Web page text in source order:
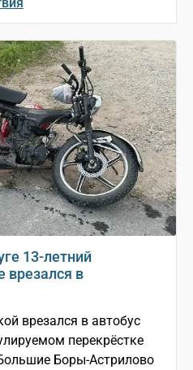
13-летний
врезался в
врезался в автобус
перекрёстке
Боры-Астрилово